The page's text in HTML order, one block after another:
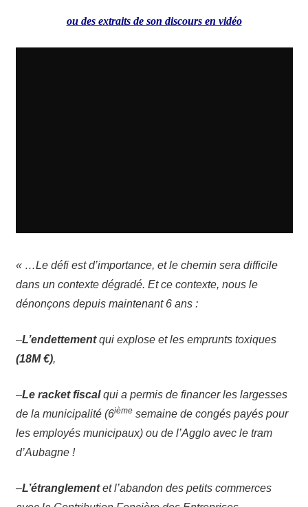
ou des extraits de son discours en vidéo
« …Le défi est d’importance, et le chemin sera difficile
dans un contexte dégradé. Et ce contexte, nous le
dénonçons depuis maintenant 6 ans :
–L’endettementqui explose et les emprunts toxiques
(18M €),
–Le racket fiscalqui a permis de financer les largesses
de la municipalité (6ièmesemaine de congés payés pour
les employés municipaux) ou de l’Agglo avec le tram
d’Aubagne !
–L’étranglementet l’abandon des petits commerces